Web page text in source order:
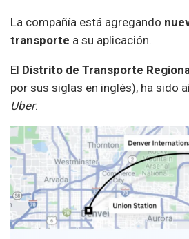
La compañía está agregando
transporte a su aplicación.
El Distrito de Transporte
por sus siglas en inglés), ha sido
Uber.